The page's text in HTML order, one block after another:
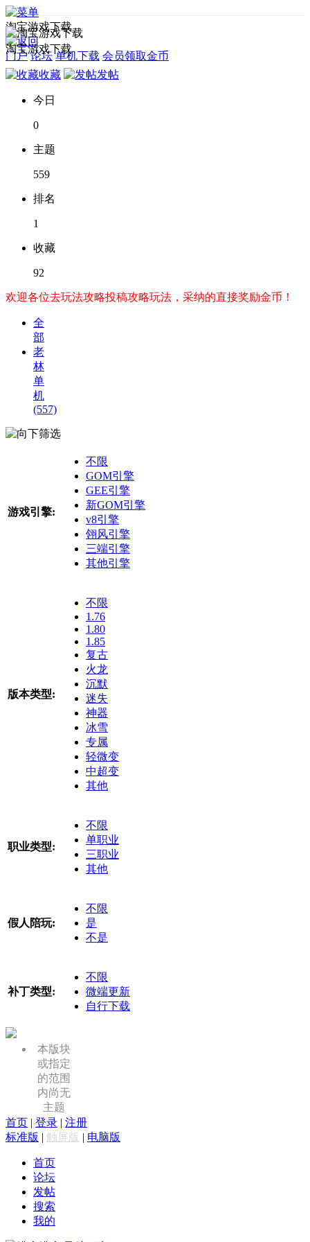
淘宝游戏下载
门户 论坛 单机下载 会员领取金币
淘宝游戏下载
收藏 发帖
今日
0
主题
559
排名
1
收藏
92
欢迎各位去玩法攻略投稿攻略玩法，采纳的直接奖励金币！
全
部
老
林
单
机
(557)
筛选
游戏引擎:
不限
GOM引擎
GEE引擎
新GOM引擎
v8引擎
翎风引擎
三端引擎
其他引擎
版本类型:
不限
1.76
1.80
1.85
复古
火龙
沉默
迷失
神器
冰雪
专属
轻微变
中超变
其他
职业类型:
不限
单职业
三职业
其他
假人陪玩:
不限
是
不是
补丁类型:
不限
微端更新
自行下载
本版块
或指定
的范围
内尚无
主题
首页 | 登录 | 注册
标准版 | 触屏版 | 电脑版
首页
论坛
发帖
搜索
我的